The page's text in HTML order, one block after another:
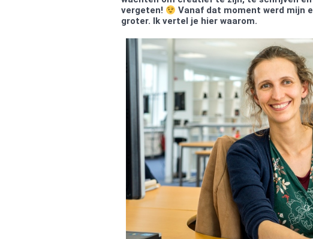
vergeten!
Vanaf dat moment werd mijn
groter. Ik vertel je hier waarom.